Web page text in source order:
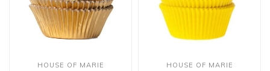
HOUSE OF MARIE HOUSE OF MARIE